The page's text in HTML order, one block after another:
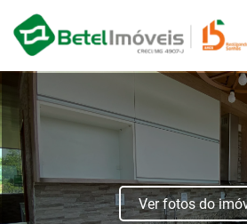
Ver fotos do